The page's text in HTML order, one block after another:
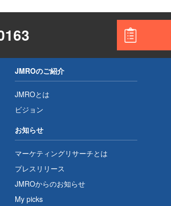
JMROのご紹介
JMROとは
ビジョン
お知らせ
マーケティングリサーチとは
プレスリリース
JMROからのお知らせ
My picks